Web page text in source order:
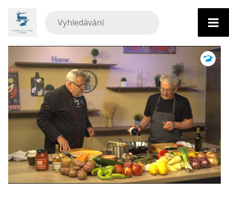
obsahu